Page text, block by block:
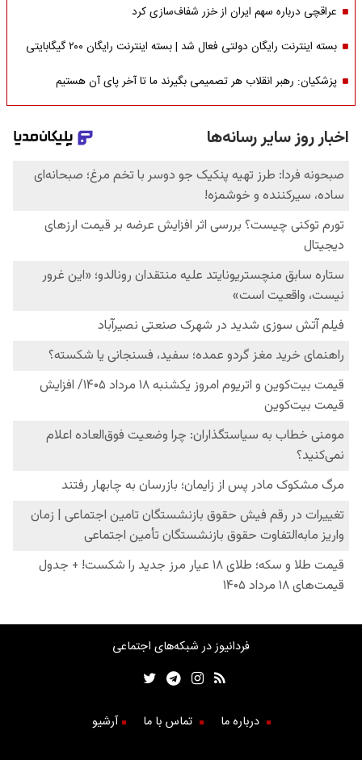
عراقچی درباره سهم ایران از خزر شفاف‌سازی کرد
بسته اینترنت رایگان دولتی فعال شد | بسته اینترنت رایگان ۲۰۰ گیگابایتی
پزشکیان: رهبر انقلاب هر تصمیمی بگیرند ما تا آخر پای آن هستیم
فردانیوز در شبکه‌های اجتماعی
درباره ما تماس با ما آرشیو